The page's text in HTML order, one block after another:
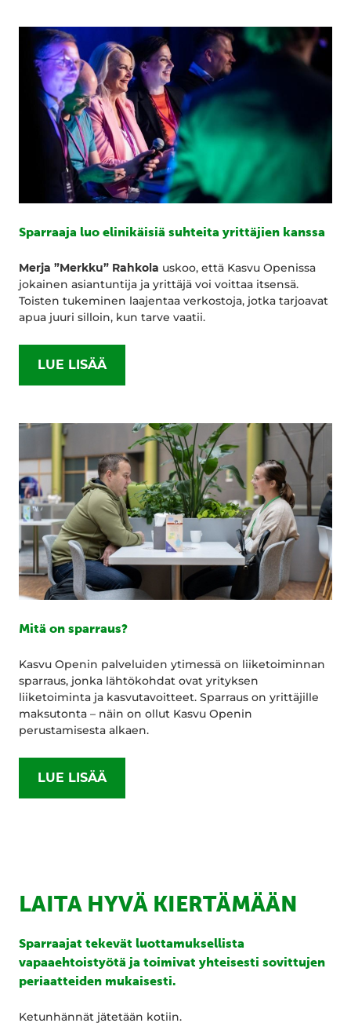
Sparraaja luo elinikäisiä suhteita yrittäjien kanssa
Merja ”Merkku” Rahkola uskoo, että Kasvu Openissa
jokainen asiantuntija ja yrittäjä voi voittaa itsensä.
Toisten tukeminen laajentaa verkostoja, jotka tarjoavat
apua juuri silloin, kun tarve vaatii.
LUE LISÄÄ
Mitä on sparraus?
Kasvu Openin palveluiden ytimessä on liiketoiminnan
sparraus, jonka lähtökohdat ovat yrityksen
liiketoiminta ja kasvutavoitteet. Sparraus on yrittäjille
maksutonta – näin on ollut Kasvu Openin
perustamisesta alkaen.
LUE LISÄÄ
LAITA HYVÄ KIERTÄMÄÄN
Sparraajat tekevät luottamuksellista
vapaaehtoistyötä ja toimivat yhteisesti sovittujen
periaatteiden mukaisesti.
Ketunhännät jätetään kotiin.